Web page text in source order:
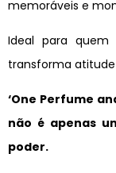
memoráveis e
Ideal para quem
transforma
‘One Perfume
não é apenas
poder.